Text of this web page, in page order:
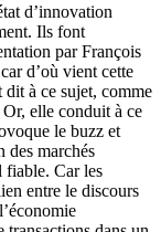
d’innovation
Ils font
par François
d’où vient cette
dit à ce sujet, comme
elle conduit à ce
le buzz et
des marchés
fiable. Car les
entre le discours